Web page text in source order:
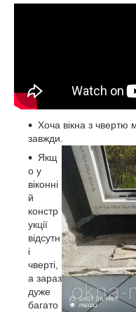
Хоча вікна з чвертю
завжди.
Якщ
о у
віконні
й
констр
укції
відсутн
і
чверті,
а зараз
дуже
багато